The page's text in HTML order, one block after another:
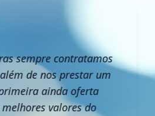
sempre contratamos
de nos prestar um
ainda oferta
valores do